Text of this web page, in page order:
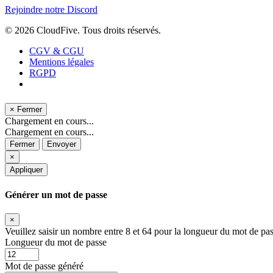
Rejoindre notre Discord
© 2026 CloudFive. Tous droits réservés.
CGV & CGU
Mentions légales
RGPD
× Fermer
Chargement en cours...
Chargement en cours...
Fermer
Envoyer
×
Appliquer
Générer un mot de passe
×
Veuillez saisir un nombre entre 8 et 64 pour la longueur du mot de
Longueur du mot de passe
Mot de passe généré